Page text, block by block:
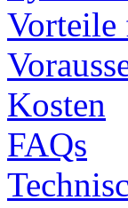
Vorteile
Kosten
FAQs